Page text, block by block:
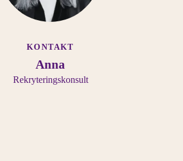
KONTAKT
Anna
Rekryteringskonsult